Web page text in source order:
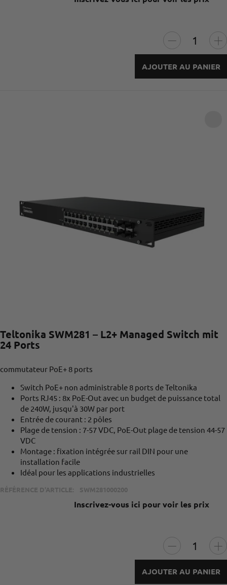
AJOUTER AU PANIER
Teltonika SWM281 – L2+ Managed Switch mit
24 Ports
commutateur PoE+ 8 ports
Switch PoE+ non administrable 8 ports de Teltonika
Ports RJ45 : 8x PoE-Out avec un budget de puissance total
de 240W, jusqu'à 30W par port
Entrée de courant : 2 pôles
Plage de tension : 7-57 VDC, PoE-Out plage de tension 44-57
VDC
Montage : fixation intégrée sur rail DIN pour une
installation facile
Idéal pour les applications industrielles
RÉFÉRENCE D'ARTICLE: SWM281000200
Inscrivez-vous ici pour voir les prix
AJOUTER AU PANIER